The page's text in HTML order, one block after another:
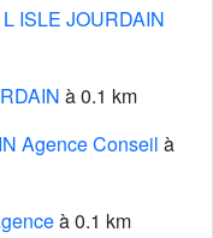
ISLE JOURDAIN
à 0.1 km
Agence Conseil à
à 0.1 km